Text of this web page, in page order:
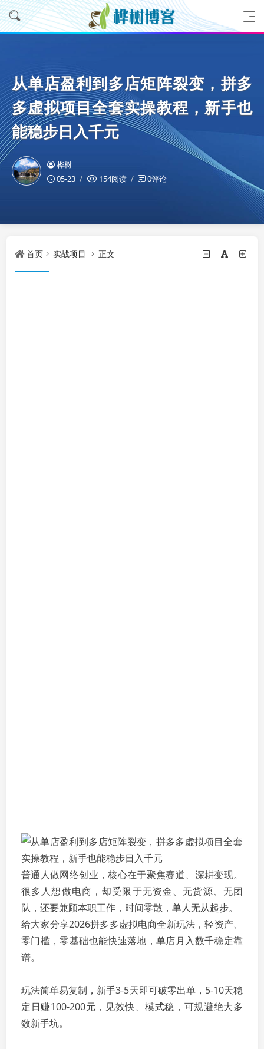
从单店盈利到多店矩阵裂变，拼多
多虚拟项目全套实操教程，新手也
能稳步日入千元
桦树
05-23
154阅读 0评论
首页 实战项目 正文
普通人做网络创业，核心在于聚焦赛道、深耕变现。
很多人想做电商，却受限于无资金、无货源、无团
队，还要兼顾本职工作，时间零散，单人无从起步。
给大家分享2026拼多多虚拟电商全新玩法，轻资产、
零门槛，零基础也能快速落地，单店月入数千稳定靠
谱。
玩法简单易复制，新手3-5天即可破零出单，5-10天稳
定日赚100-200元，见效快、模式稳，可规避绝大多
数新手坑。